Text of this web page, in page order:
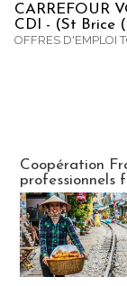
CARREFOUR
CDI - (St Brice
OFFRES D'EMPLOI
Coopération
professionnels